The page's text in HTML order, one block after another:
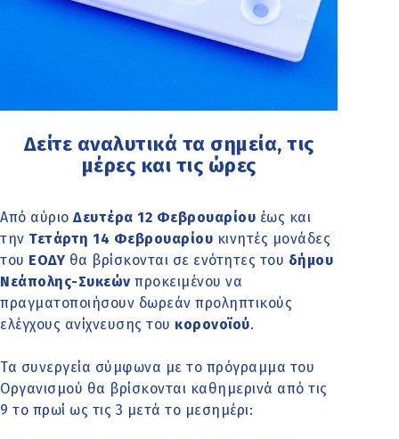
Δείτε αναλυτικά τα σημεία, τις
μέρες και τις ώρες
Από αύριο Δευτέρα 12 Φεβρουαρίου έως και
την Τετάρτη 14 Φεβρουαρίου κινητές μονάδες
του ΕΟΔΥ θα βρίσκονται σε ενότητες του δήμου
Νεάπολης-Συκεών προκειμένου να
πραγματοποιήσουν δωρεάν προληπτικούς
ελέγχους ανίχνευσης του κορονοϊού.
Τα συνεργεία σύμφωνα με το πρόγραμμα του
Οργανισμού θα βρίσκονται καθημερινά από τις
9 το πρωί ως τις 3 μετά το μεσημέρι: